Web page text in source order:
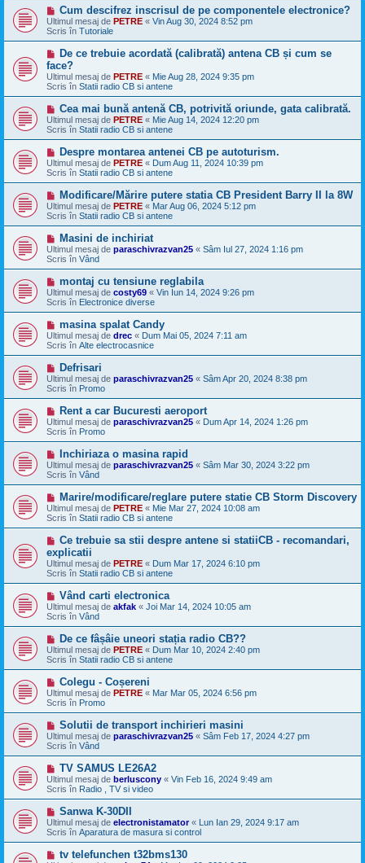
n
o
u
M
e
s
a
n
o
u
Cum descifrez inscrisul de pe componentele electronice?
Ultimul mesaj de PETRE « Vin Aug 30, 2024 8:52 pm
Scris în Tutoriale
M
s
a
j
n
o
u
De ce trebuie acordată (calibrată) antena CB și cum se
face?
Ultimul mesaj de PETRE « Mie Aug 28, 2024 9:35 pm
Scris în Statii radio CB si antene
M
e
s
a
n
o
u
Cea mai bună antenă CB, potrivită oriunde, gata calibrată.
Ultimul mesaj de PETRE « Mie Aug 14, 2024 12:20 pm
Scris în Statii radio CB si antene
M
e
s
a
n
o
u
Despre montarea antenei CB pe autoturism.
Ultimul mesaj de PETRE « Dum Aug 11, 2024 10:39 pm
Scris în Statii radio CB si antene
M
e
s
a
n
o
u
Modificare/Mărire putere statia CB President Barry II la 8W
Ultimul mesaj de PETRE « Mar Aug 06, 2024 5:12 pm
Scris în Statii radio CB si antene
M
e
s
a
n
o
u
Masini de inchiriat
Ultimul mesaj de paraschivrazvan25 « Sâm Iul 27, 2024 1:16 pm
Scris în Vând
M
e
s
a
n
o
u
montaj cu tensiune reglabila
Ultimul mesaj de costy69 « Vin Iun 14, 2024 9:26 pm
Scris în Electronice diverse
M
e
s
a
n
o
u
masina spalat Candy
Ultimul mesaj de drec « Dum Mai 05, 2024 7:11 am
Scris în Alte electrocasnice
M
e
s
a
n
o
u
Defrisari
Ultimul mesaj de paraschivrazvan25 « Sâm Apr 20, 2024 8:38 pm
Scris în Promo
M
e
s
a
n
o
u
Rent a car Bucuresti aeroport
Ultimul mesaj de paraschivrazvan25 « Dum Apr 14, 2024 1:26 pm
Scris în Promo
M
e
s
a
n
o
u
Inchiriaza o masina rapid
Ultimul mesaj de paraschivrazvan25 « Sâm Mar 30, 2024 3:22 pm
Scris în Vând
M
e
s
a
n
o
u
Marire/modificare/reglare putere statie CB Storm Discovery
Ultimul mesaj de PETRE « Mie Mar 27, 2024 10:08 am
Scris în Statii radio CB si antene
M
s
a
j
n
o
u
Ce trebuie sa stii despre antene si statiiCB - recomandari,
explicatii
Ultimul mesaj de PETRE « Dum Mar 17, 2024 6:10 pm
Scris în Statii radio CB si antene
M
e
s
a
n
o
u
Vând carti electronica
Ultimul mesaj de akfak « Joi Mar 14, 2024 10:05 am
Scris în Vând
M
e
s
a
n
o
u
De ce fâșâie uneori stația radio CB??
Ultimul mesaj de PETRE « Dum Mar 10, 2024 2:40 pm
Scris în Statii radio CB si antene
M
e
s
a
n
o
u
Colegu - Coșereni
Ultimul mesaj de PETRE « Mar Mar 05, 2024 6:56 pm
Scris în Promo
M
e
s
a
o
u
Solutii de transport inchirieri masini
Ultimul mesaj de paraschivrazvan25 « Sâm Feb 17, 2024 4:27 pm
Scris în Vând
M
e
s
a
n
o
u
TV SAMUS LE26A2
Ultimul mesaj de berluscony « Vin Feb 16, 2024 9:49 am
Scris în Radio , TV si video
M
e
s
a
n
Sanwa K-30DII
Ultimul mesaj de electronistamator« Lun Ian 29, 2024 9:17 am
Scris în Aparatura de masura si control
M
tv telefunchen t32bms130